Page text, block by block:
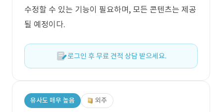
수정할 수 있는 기능이 필요하며, 모든 콘텐츠는 제공
될 예정이다.
로그인 후 무료 견적 상담 받으세요.
유사도 매우 높음 외주